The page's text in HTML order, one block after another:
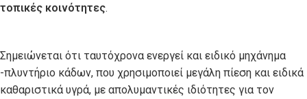
τοπικές κοινότητες.
Σημειώνεται ότι ταυτόχρονα ενεργεί και ειδικό μηχάνημα
-πλυντήριο κάδων, που χρησιμοποιεί μεγάλη πίεση και ειδικά
καθαριστικά υγρά, με απολυμαντικές ιδιότητες για τον